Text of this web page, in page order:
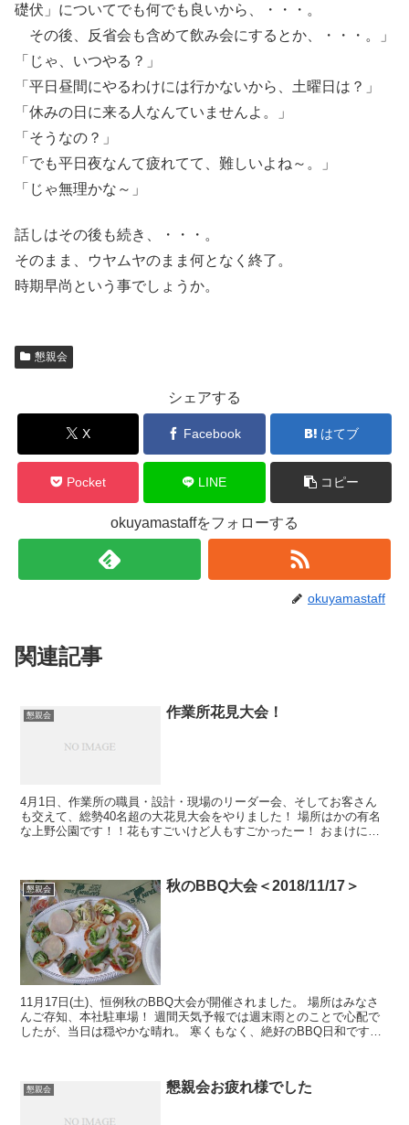
礎伏」についてでも何でも良いから、・・・。
その後、反省会も含めて飲み会にするとか、・・・。」
「じゃ、いつやる？」
「平日昼間にやるわけには行かないから、土曜日は？」
「休みの日に来る人なんていませんよ。」
「そうなの？」
「でも平日夜なんて疲れてて、難しいよね～。」
「じゃ無理かな～」
話しはその後も続き、・・・。
そのまま、ウヤムヤのまま何となく終了。
時期早尚という事でしょうか。
懇親会
シェアする
X Facebook はてブ
Pocket LINE コピー
okuyamastaffをフォローする
okuyamastaff
関連記事
懇親会 作業所花見大会！
4月1日、作業所の職員・設計・現場のリーダー会、そしてお客さん
も交えて、総勢40名超の大花見大会をやりました！ 場所はかの有名
な上野公園です！！花もすごいけど人もすごかったー！ おまけに少
懇親会 秋のBBQ大会＜2018/11/17＞
11月17日(土)、恒例秋のBBQ大会が開催されました。 場所はみなさ
んご存知、本社駐車場！ 週間天気予報では週末雨とのことで心配で
したが、当日は穏やかな晴れ。 寒くもなく、絶好のBBQ日和です。
懇親会 懇親会お疲れ様でした